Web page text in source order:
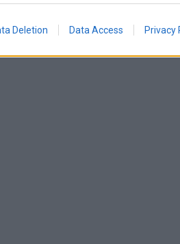
Deletion Data Access Privacy